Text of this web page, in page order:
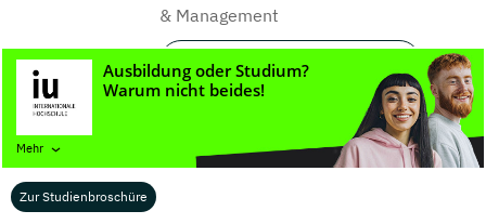
Zur Studienbroschüre
Mehr
& Management
Kostenloses
Infomaterial
Augenoptik und Optometrie